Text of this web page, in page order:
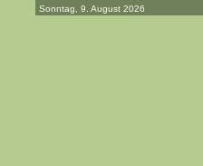
Sonntag, 9. August 2026